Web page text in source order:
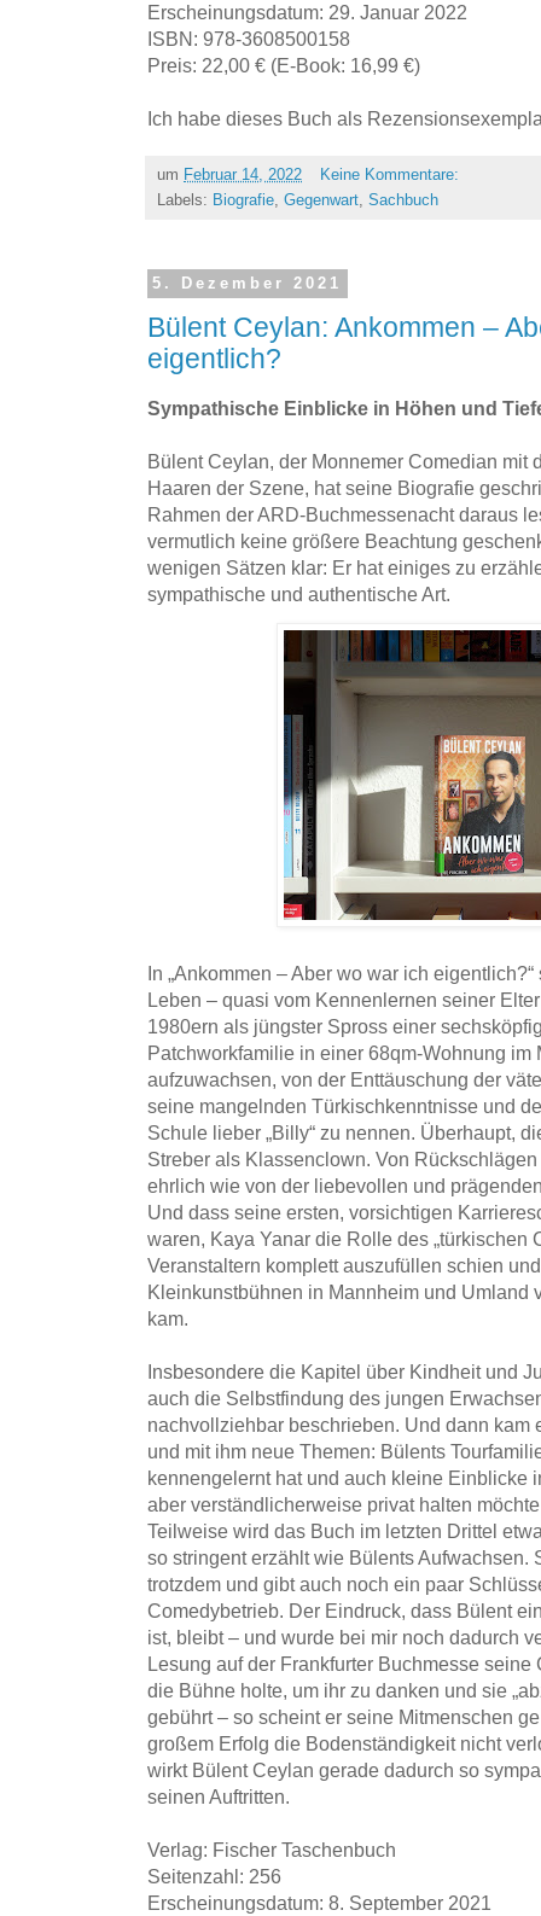
Erscheinungsdatum: 29. Januar 2022
ISBN: 978-3608500158
Preis: 22,00 € (E-Book: 16,99 €)
Ich habe dieses Buch als
um Februar 14, 2022
Keine Kommentare:
Labels: Biografie, Gegenwart, Sachbuch
5. Dezember 2021
Bülent Ceylan: Ankommen –
eigentlich?
Sympathische Einblicke in Höhen und
Bülent Ceylan, der Monnemer Comedian mit
Haaren der Szene, hat seine Biografie
Rahmen der ARD-Buchmessenacht daraus
vermutlich keine größere Beachtung
wenigen Sätzen klar: Er hat einiges zu
sympathische und authentische Art.
In „Ankommen – Aber wo war ich
Leben – quasi vom Kennenlernen seiner
1980ern als jüngster Spross einer
Patchworkfamilie in einer 68qm-Wohnung im
aufzuwachsen, von der Enttäuschung der
seine mangelnden Türkischkenntnisse und
Schule lieber „Billy“ zu nennen. Überhaupt,
Streber als Klassenclown. Von
ehrlich wie von der liebevollen und
Und dass seine ersten, vorsichtigen
waren, Kaya Yanar die Rolle des „türkischen
Veranstaltern komplett auszufüllen schien
Kleinkunstbühnen in Mannheim und Umland
kam.
Insbesondere die Kapitel über Kindheit und
auch die Selbstfindung des jungen
nachvollziehbar beschrieben. Und dann kam
und mit ihm neue Themen: Bülents
kennengelernt hat und auch kleine Einblicke
aber verständlicherweise privat halten
Teilweise wird das Buch im letzten Drittel
so stringent erzählt wie Bülents Aufwachsen.
trotzdem und gibt auch noch ein paar
Comedybetrieb. Der Eindruck, dass Bülent
ist, bleibt – und wurde bei mir noch dadurch
Lesung auf der Frankfurter Buchmesse
die Bühne holte, um ihr zu danken und sie
gebührt – so scheint er seine Mitmenschen
großem Erfolg die Bodenständigkeit nicht
wirkt Bülent Ceylan gerade dadurch so
seinen Auftritten.
Verlag: Fischer Taschenbuch
Seitenzahl: 256
Erscheinungsdatum: 8. September 2021